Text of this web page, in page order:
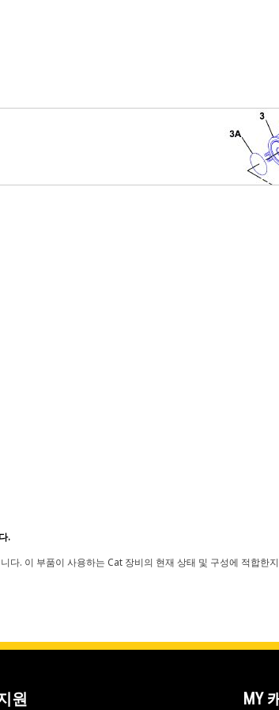
.
. 이 부품이 사용하는 Cat 장비의 현재 상태 및 구성에 적합한
원 MY